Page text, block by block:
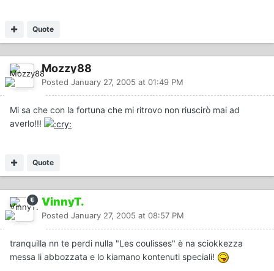
Quote
Mozzy88
Posted January 27, 2005 at 01:49 PM
Mi sa che con la fortuna che mi ritrovo non riuscirò mai ad
averlo!!!
Quote
VinnyT.
Posted January 27, 2005 at 08:57 PM
tranquilla nn te perdi nulla "Les coulisses" è na sciokkezza
messa li abbozzata e lo kiamano kontenuti speciali!